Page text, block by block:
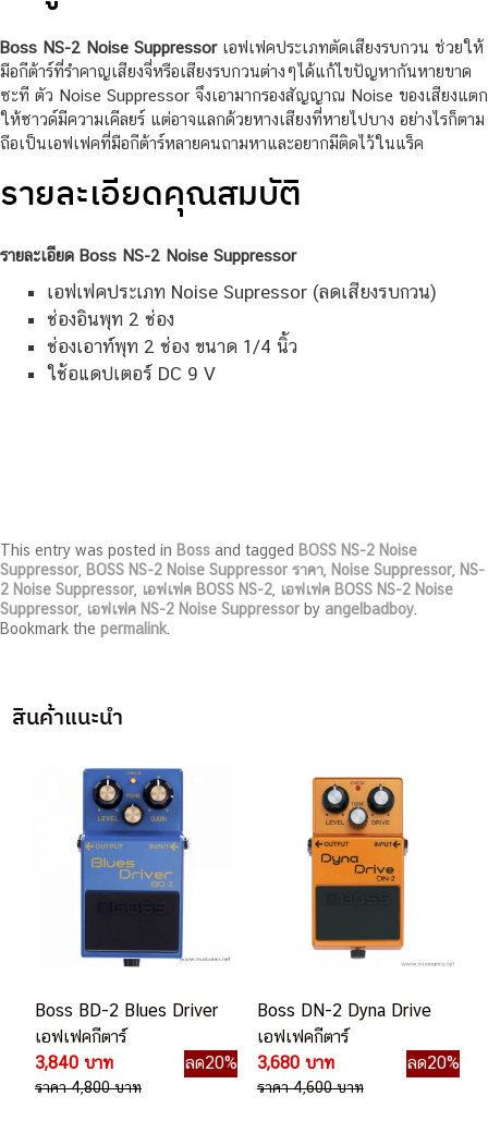
Boss NS-2 Noise Suppressorเอฟเฟคประเภทตัดเสียงรบกวน ช่วยให้
มือกีต้าร์ที่รำคาญเสียงจี่หรือเสียงรบกวนต่างๆได้แก้ไขปัญหากันหายขาด
ซะที ตัว Noise Suppressor จึงเอามากรองสัญญาณ Noise ของเสียงแตก
ให้ซาวด์มีความเคีลยร์ แต่อาจแลกด้วยหางเสียงที่หายไปบาง อย่างไรก็ตาม
ถือเป็นเอฟเฟคที่มือกีต้าร์หลายคนถามหาและอยากมีติดไว้ในแร็ค
รายละเอียดคุณสมบัติ
รายละเอียด Boss NS-2 Noise Suppressor
เอฟเฟคประเภท Noise Supressor (ลดเสียงรบกวน)
ช่องอินพุท 2 ช่อง
ช่องเอาท์พุท 2 ช่อง ขนาด 1/4 นิ้ว
ใช้อแดปเตอร์ DC 9 V
This entry was posted in Boss and tagged BOSS NS-2 Noise
Suppressor BOSS NS-2 Noise Suppressor ราคา Noise Suppressor NS-
2 Noise Suppressor เอฟเฟค BOSS NS-2 เอฟเฟค BOSS NS-2 Noise
Suppressor เอฟเฟค NS-2 Noise Suppressor by angelbadboy
Bookmark the permalink
สินค้าแนะนำ
Boss BD-2 Blues Driver
เอฟเฟคกีตาร์
3,840 บาท
ลด20%
ราคา 4,800 บาท
Boss DN-2 Dyna Drive
เอฟเฟคกีตาร์
3,680 บาท
ลด20%
ราคา 4,600 บาท